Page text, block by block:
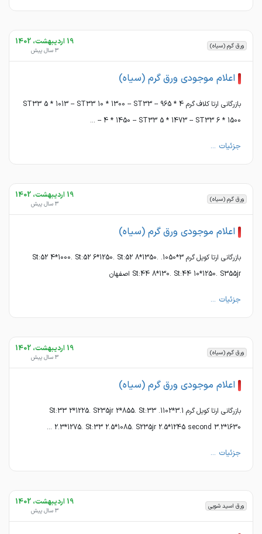
ورق گرم (سیاه) 19 اردیبهشت، 1402
3 سال پیش
اعلام موجودی ورق گرم (سیاه)
بازرگانی ارتا کلاف گرم 4 * 965 -- ST33 5 * 1013 -- ST33 10 * 1300 -- ST33
4 * 1450 -- ST33 5 * 1473 -- ST33 6 * 1500 -- ...
جزئیات ...
ورق گرم (سیاه) 19 اردیبهشت، 1402
3 سال پیش
اعلام موجودی ورق گرم (سیاه)
بازرگانی ارتا کویل گرم 3*1050. St:52 4*1000. St:52 6*1250. St:52 8*1350.
St:44 8*130. St:44 10*1250. S355jr اصفهان
جزئیات ...
ورق گرم (سیاه) 19 اردیبهشت، 1402
3 سال پیش
اعلام موجودی ورق گرم (سیاه)
بازرگانی ارتا کویل گرم 3.1*1102. St:33 2*1225. S235jr 2*855. St:33
2.3*1275. St:33 2.5*1085. S235jr 2.5*1245 second 3.2*1630 ...
جزئیات ...
ورق اسید شویی 19 اردیبهشت، 1402
3 سال پیش